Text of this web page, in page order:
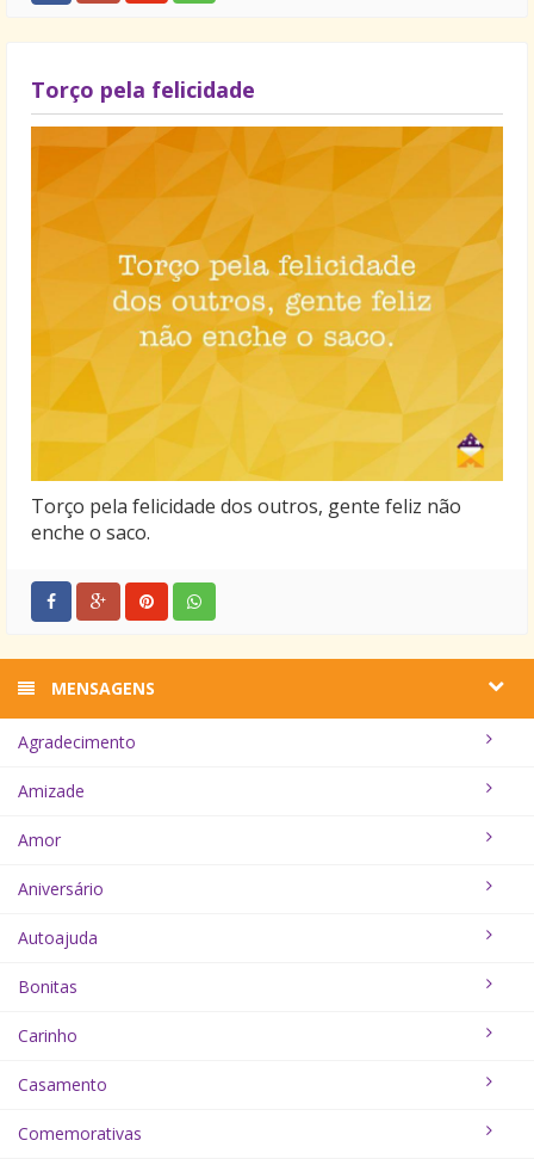
Torço pela felicidade
Torço pela felicidade dos outros, gente feliz não
enche o saco.
MENSAGENS
Agradecimento
Amizade
Amor
Aniversário
Autoajuda
Bonitas
Carinho
Casamento
Comemorativas